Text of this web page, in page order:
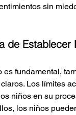
sin
de Establecer
es fundamental,
Los límites
niños en su
los niños